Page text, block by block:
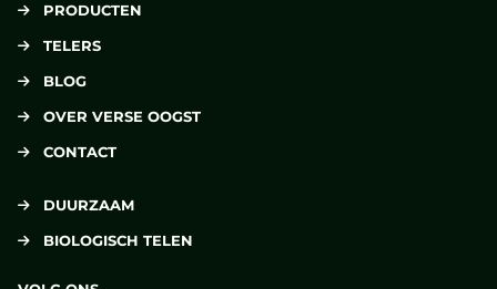
PRODUCTEN
TELERS
BLOG
OVER VERSE OOGST
CONTACT
DUURZAAM
BIOLOGISCH TELEN